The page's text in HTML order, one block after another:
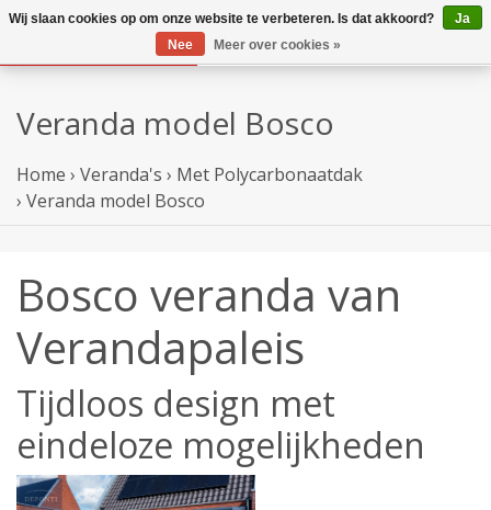
Veranda model Bosco
Home › Veranda's › Met Polycarbonaatdak
› Veranda model Bosco
Bosco veranda van
Verandapaleis
Tijdloos design met
eindeloze mogelijkheden
Wij slaan cookies op om onze website te verbeteren. Is dat akkoord?
Ja
Nee
Meer over cookies »